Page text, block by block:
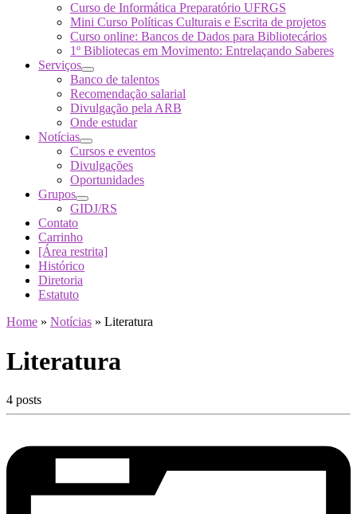
Curso de Informática Preparatório UFRGS
Mini Curso Políticas Culturais e Escrita de projetos
Curso online: Bancos de Dados para Bibliotecários
1º Bibliotecas em Movimento: Entrelaçando Saberes
Serviços
Banco de talentos
Recomendação salarial
Divulgação pela ARB
Onde estudar
Notícias
Cursos e eventos
Divulgações
Oportunidades
Grupos
GIDJ/RS
Contato
Carrinho
[Área restrita]
Histórico
Diretoria
Estatuto
Home » Notícias » Literatura
Literatura
4 posts